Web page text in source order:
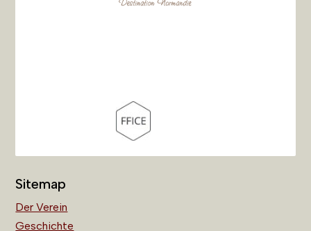
Sitemap
Der Verein
Geschichte